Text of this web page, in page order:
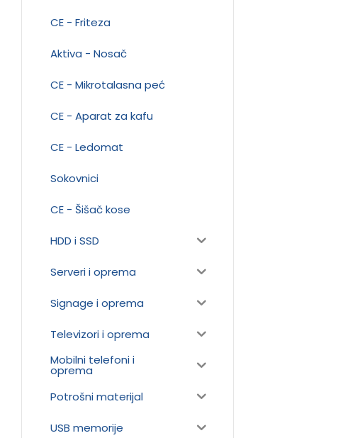
CE - Friteza
Aktiva - Nosač
CE - Mikrotalasna peć
CE - Aparat za kafu
CE - Ledomat
Sokovnici
CE - Šišač kose
HDD i SSD
Serveri i oprema
Signage i oprema
Televizori i oprema
Mobilni telefoni i
oprema
Potrošni materijal
USB memorije